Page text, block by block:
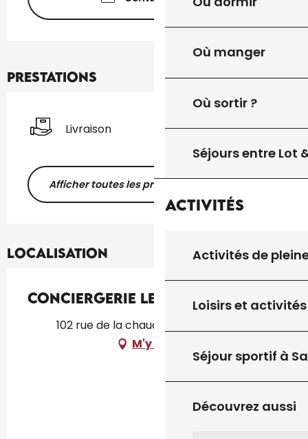
Où manger
Où sortir ?
Séjours entre Lot
Activités
Activités de
Loisirs et activités
Séjour sportif à
Découvrez aussi
Prestations
Livraison
Afficher toutes les prestations
Localisation
Conciergerie les Cazelles
102 rue de la chaudière, 46310 Uzech
M'y rendre